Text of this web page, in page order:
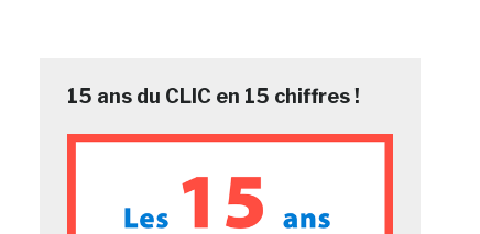
15 ans du CLIC en 15 chiffres !